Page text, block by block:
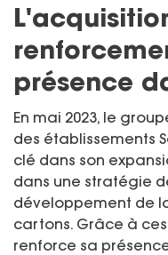
présence
En mai 2023, le
des établissements
clé dans son
dans une stratégie
développement de
cartons. Grâce à
renforce sa